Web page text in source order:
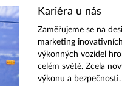
Kariéra u nás
Zaměřujeme se na
marketing
výkonných vozidel
celém světě. Zcela
výkonu a